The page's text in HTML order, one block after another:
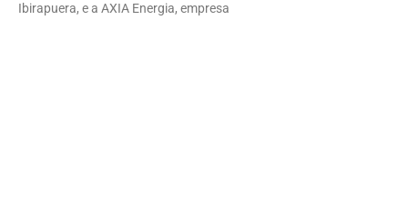
Ibirapuera, e a AXIA Energia, empresa